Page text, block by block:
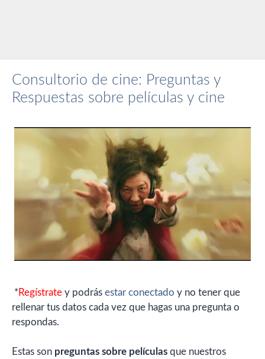
Consultorio de cine: Preguntas y
Respuestas sobre películas y cine
* Regístrate y podrás estar conectado y no tener que
rellenar tus datos cada vez que hagas una pregunta o
respondas.
Estas son preguntas sobre películas que nuestros